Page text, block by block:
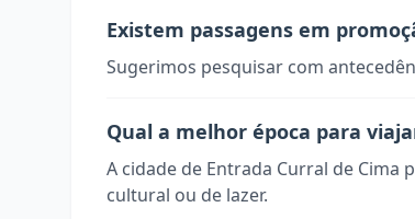
Existem passagens em
Sugerimos pesquisar com
Qual a melhor época para
A cidade de Entrada Curral de
cultural ou de lazer.